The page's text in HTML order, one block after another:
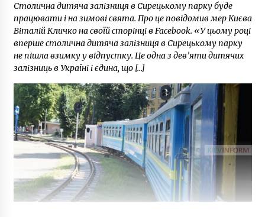
Столична дитяча залізниця в Сирецькому парку буде
працювати і на зимові свята. Про це повідомив мер Києва
Віталій Кличко на своїй сторінці в Facebook. «У цьому році
вперше столична дитяча залізниця в Сирецькому парку
не пішла взимку у відпустку. Це одна з дев’яти дитячих
залізниць в Україні і єдина, що […]